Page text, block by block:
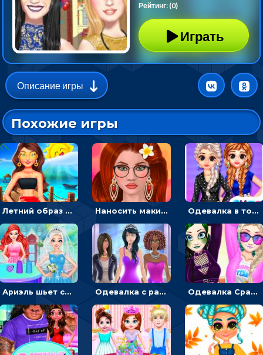
Рейтинг: (0)
Играть
Описание игры
Похожие игры
Летний образ для подруг: переодевать девочек для прогулки Наносить макияж и делать прическу для корейской принцессы Одевалка в точку и полоску: создавать образы для принцесс и фотографировать
Ариэль шьет свадебные платья для принцесс в салоне - одевалка Одевалка с разными стилями: переодевать, красить и выигрывать конкурс красоты Одевалка Сражение для девочек-принцесс: софт против гранжа